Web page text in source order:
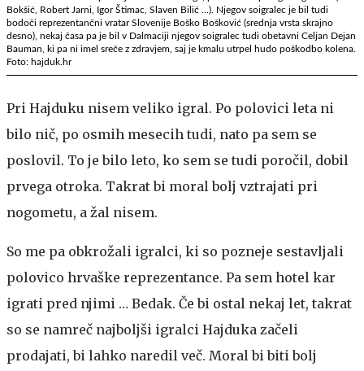
Bokšić, Robert Jarni, Igor Štimac, Slaven Bilić ...). Njegov soigralec je bil tudi
bodoči reprezentančni vratar Slovenije Boško Bošković (srednja vrsta skrajno
desno), nekaj časa pa je bil v Dalmaciji njegov soigralec tudi obetavni Celjan Dejan
Bauman, ki pa ni imel sreče z zdravjem, saj je kmalu utrpel hudo poškodbo kolena.
Foto: hajduk.hr
Pri Hajduku nisem veliko igral. Po polovici leta ni
bilo nič, po osmih mesecih tudi, nato pa sem se
poslovil. To je bilo leto, ko sem se tudi poročil, dobil
prvega otroka. Takrat bi moral bolj vztrajati pri
nogometu, a žal nisem.
So me pa obkrožali igralci, ki so pozneje sestavljali
polovico hrvaške reprezentance. Pa sem hotel kar
igrati pred njimi … Bedak. Če bi ostal nekaj let, takrat
so se namreč najboljši igralci Hajduka začeli
prodajati, bi lahko naredil več. Moral bi biti bolj